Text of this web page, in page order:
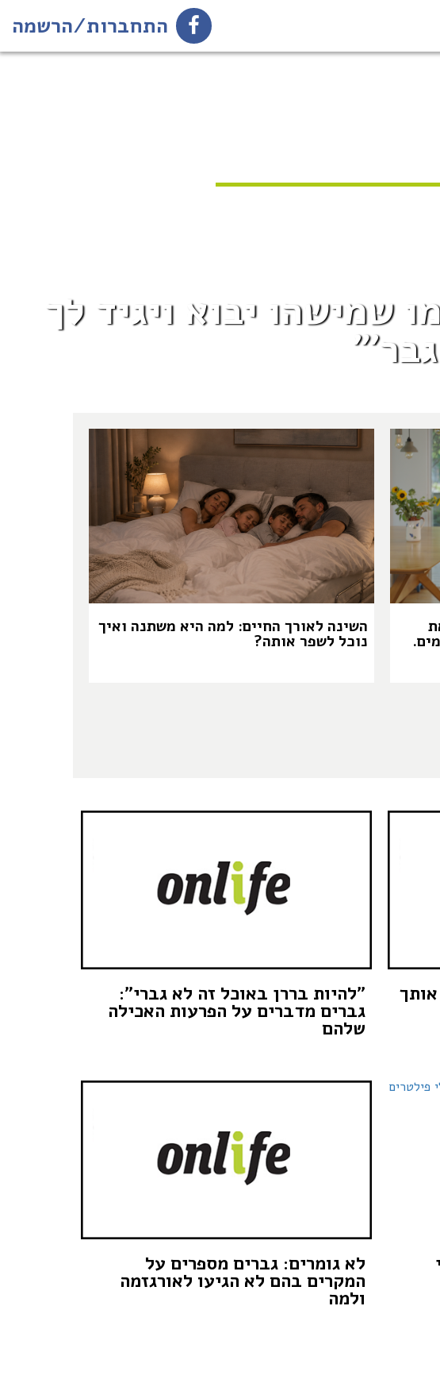
התחברות/הרשמה
שמישהו יבוא ויגיד לך
השינה לאורך החיים: למה היא משתנה ואיך
נוכל לשפר אותה?
"להיות בררן באוכל זה לא גברי":
גברים מדברים על הפרעות האכילה
שלהם
לא גומרים: גברים מספרים על
המקרים בהם לא הגיעו לאורגזמה
ולמה